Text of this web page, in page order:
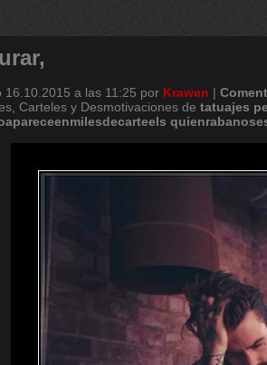
16.10.2015 a las 11:25 por Krawen |
Carteles y Desmotivaciones de tatuajes